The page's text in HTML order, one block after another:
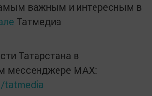
важным и интересным в
Татмедиа
Татарстана в
мессенджере MАХ:
tatmedia